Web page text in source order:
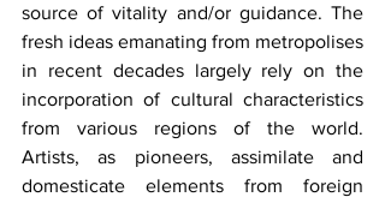
source of vitality and/or guidance. The
fresh ideas emanating from metropolises
in recent decades largely rely on the
incorporation of cultural characteristics
from various regions of the world.
Artists, as pioneers, assimilate and
domesticate elements from foreign